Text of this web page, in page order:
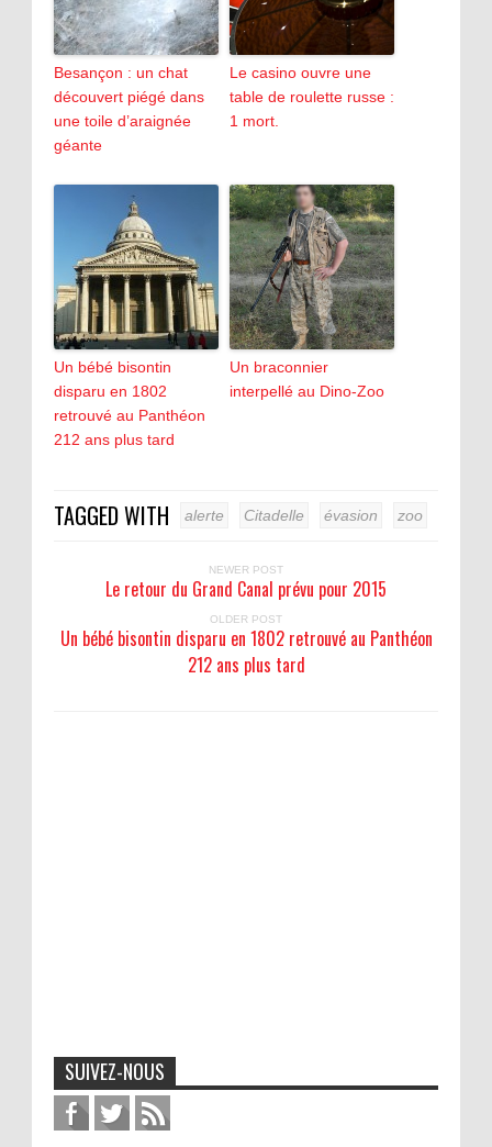
Besançon : un chat
découvert piégé dans
une toile d’araignée
géante
Le casino ouvre une
table de roulette russe :
1 mort.
Un bébé bisontin
disparu en 1802
retrouvé au Panthéon
212 ans plus tard
Un braconnier
interpellé au Dino-Zoo
TAGGED WITH alerte Citadelle évasion zoo
NEWER POST
Le retour du Grand Canal prévu pour 2015
OLDER POST
Un bébé bisontin disparu en 1802 retrouvé au Panthéon
212 ans plus tard
SUIVEZ-NOUS